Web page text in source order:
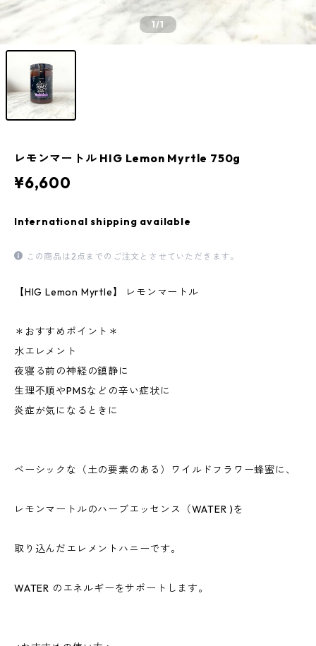
1/1
レモンマートル HIG Lemon Myrtle 750g
¥6,600
International shipping available
この商品は2点までのご注文とさせていただきます。
【HIG Lemon Myrtle】 レモンマートル
＊おすすめポイント＊
水エレメント
夜寝る前の神経の鎮静に
生理不順やPMSなどの辛い症状に
炎症が気になるときに
ベーシックな（土の要素のある）ワイルドフラワー蜂蜜に、
レモンマートルのハーブエッセンス（WATER )を
取り込んだエレメントハニーです。
WATER のエネルギーをサポートします。